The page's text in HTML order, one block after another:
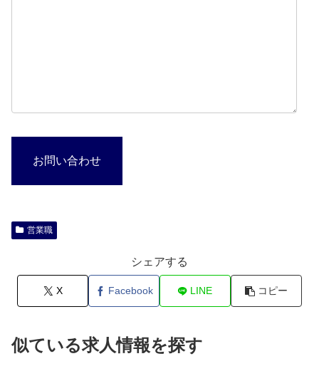
お問い合わせ
営業職
シェアする
X Facebook LINE コピー
似ている求人情報を探す